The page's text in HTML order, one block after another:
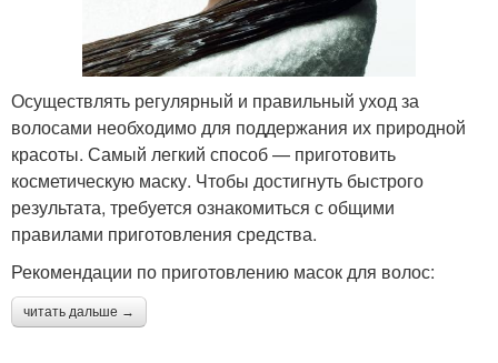
Осуществлять регулярный и правильный уход за
волосами необходимо для поддержания их природной
красоты. Самый легкий способ — приготовить
косметическую маску. Чтобы достигнуть быстрого
результата, требуется ознакомиться с общими
правилами приготовления средства.
Рекомендации по приготовлению масок для волос:
читать дальше →